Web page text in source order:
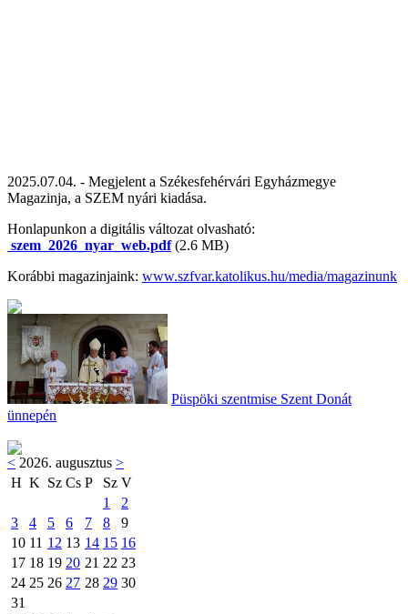
2025.07.04. - Megjelent a Székesfehérvári Egyházmegye
Magazinja, a SZEM nyári kiadása.
Honlapunkon a digitális változat olvasható:
szem_2026_nyar_web.pdf(2.6 MB)
Korábbi magazinjaink: www.szfvar.katolikus.hu/media/magazinunk
Püspöki szentmise Szent Donát
ünnepén
< 2026. augusztus >
H K Sz Cs P Sz V
1
2
3
4 5 6 7 8
9
10 11 12 13 14 15 16
17 18 19 20 21 22 23
24 25 26 27 28 29 30
31